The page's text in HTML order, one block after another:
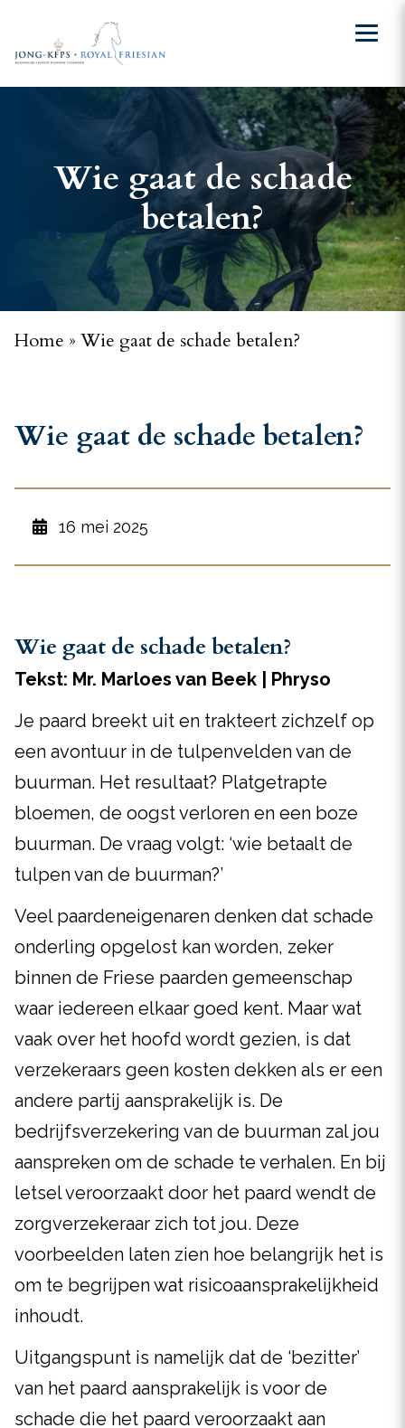
Wie gaat de schade
betalen?
Home » Wie gaat de schade betalen?
Wie gaat de schade betalen?
16 mei 2025
Wie gaat de schade betalen?
Tekst: Mr. Marloes van Beek | Phryso
Je paard breekt uit en trakteert zichzelf op
een avontuur in de tulpenvelden van de
buurman. Het resultaat? Platgetrapte
bloemen, de oogst verloren en een boze
buurman. De vraag volgt: ‘wie betaalt de
tulpen van de buurman?’
Veel paardeneigenaren denken dat schade
onderling opgelost kan worden, zeker
binnen de Friese paarden gemeenschap
waar iedereen elkaar goed kent. Maar wat
vaak over het hoofd wordt gezien, is dat
verzekeraars geen kosten dekken als er een
andere partij aansprakelijk is. De
bedrijfsverzekering van de buurman zal jou
aanspreken om de schade te verhalen. En bij
letsel veroorzaakt door het paard wendt de
zorgverzekeraar zich tot jou. Deze
voorbeelden laten zien hoe belangrijk het is
om te begrijpen wat risicoaansprakelijkheid
inhoudt.
Uitgangspunt is namelijk dat de ‘bezitter’
van het paard aansprakelijk is voor de
schade die het paard veroorzaakt aan